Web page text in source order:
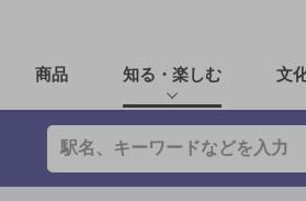
商品 知る・楽しむ 文